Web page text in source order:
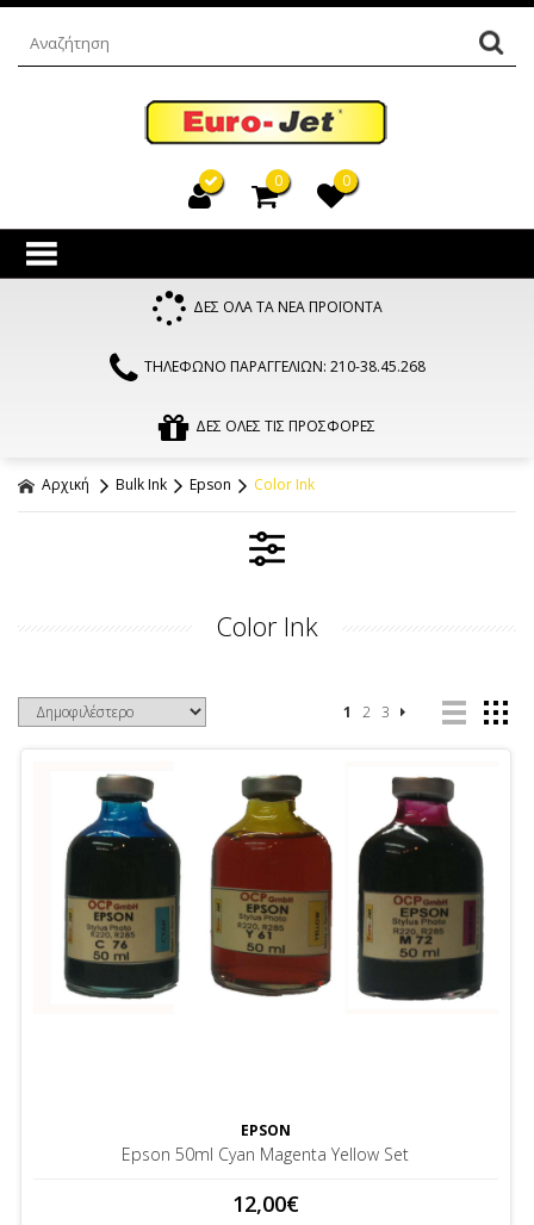
0 0
ΔΕΣ ΟΛΑ ΤΑ ΝΕΑ ΠΡΟΪΟΝΤΑ
ΤΗΛΕΦΩΝΟ ΠΑΡΑΓΓΕΛΙΩΝ: 210-38.45.268
ΔΕΣ ΟΛΕΣ ΤΙΣ ΠΡΟΣΦΟΡΕΣ
Αρχική Bulk Ink Epson Color Ink
Color Ink
1 2 3
EPSON
Epson 50ml Cyan Magenta Yellow Set
12,00€